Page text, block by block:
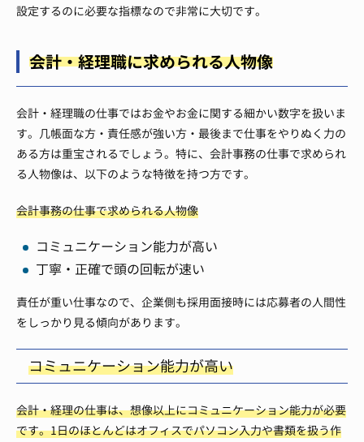
設定するのに必要な指標なので非常に大切です。
会計・経理職に求められる人物像
会計・経理職の仕事ではお金やお金に関する細かい数字を扱いま
す。几帳面な方・責任感が強い方・最後まで仕事をやりぬく力の
ある方は重宝されるでしょう。特に、会計事務の仕事で求められ
る人物像は、以下のような特徴を持つ方です。
会計事務の仕事で求められる人物像
コミュニケーション能力が高い
丁寧・正確で頭の回転が速い
責任が重い仕事なので、企業側も採用面接時には応募者の人間性
をしっかり見る傾向があります。
コミュニケーション能力が高い
会計・経理の仕事は、想像以上にコミュニケーション能力が必要
です。1日のほとんどはオフィスでパソコン入力や書類を扱う作